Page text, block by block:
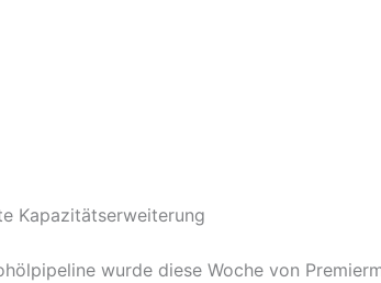
Kapazitätserweiterung
wurde diese Woche von